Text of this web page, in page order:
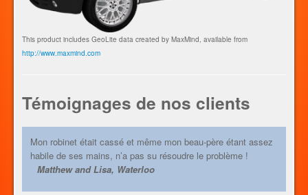
This product includes GeoLite data created by MaxMind, available from
http://www.maxmind.com
Témoignages de nos clients
Mon robinet était cassé et même mon beau-père étant assez
habile de ses mains, n’a pas su résoudre le problème !
Matthew and Lisa, Waterloo